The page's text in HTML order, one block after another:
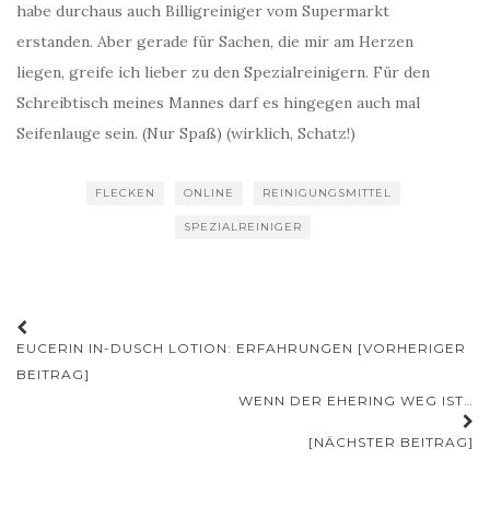
habe durchaus auch Billigreiniger vom Supermarkt
erstanden. Aber gerade für Sachen, die mir am Herzen
liegen, greife ich lieber zu den Spezialreinigern. Für den
Schreibtisch meines Mannes darf es hingegen auch mal
Seifenlauge sein. (Nur Spaß) (wirklich, Schatz!)
FLECKEN ONLINE REINIGUNGSMITTEL
SPEZIALREINIGER
Beitrags-
Navigation
EUCERIN IN-DUSCH LOTION: ERFAHRUNGEN [VORHERIGER
BEITRAG]
WENN DER EHERING WEG IST…
[NÄCHSTER BEITRAG]